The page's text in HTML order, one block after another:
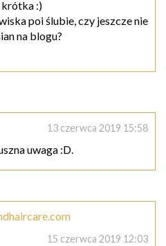
krótka :)
poi ślubie, czy jeszcze nie
na blogu?
13 czerwca 2019 15:58
uwaga :D.
15 czerwca 2019 12:03